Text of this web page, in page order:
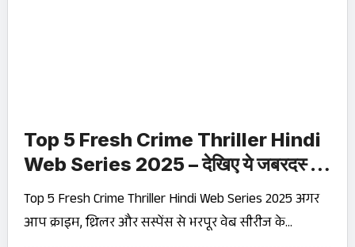
Top 5 Fresh Crime Thriller Hindi
Web Series 2025 – देखिए ये जबरदस्त
थ्रिलर!
Top 5 Fresh Crime Thriller Hindi Web Series 2025 अगर
आप क्राइम, थ्रिलर और सस्पेंस से भरपूर वेब सीरीज के…